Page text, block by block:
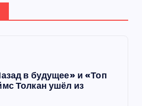
в будущее» и «Топ
Толкан ушёл из